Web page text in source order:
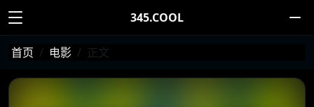
345.COOL
首页 电影 正文